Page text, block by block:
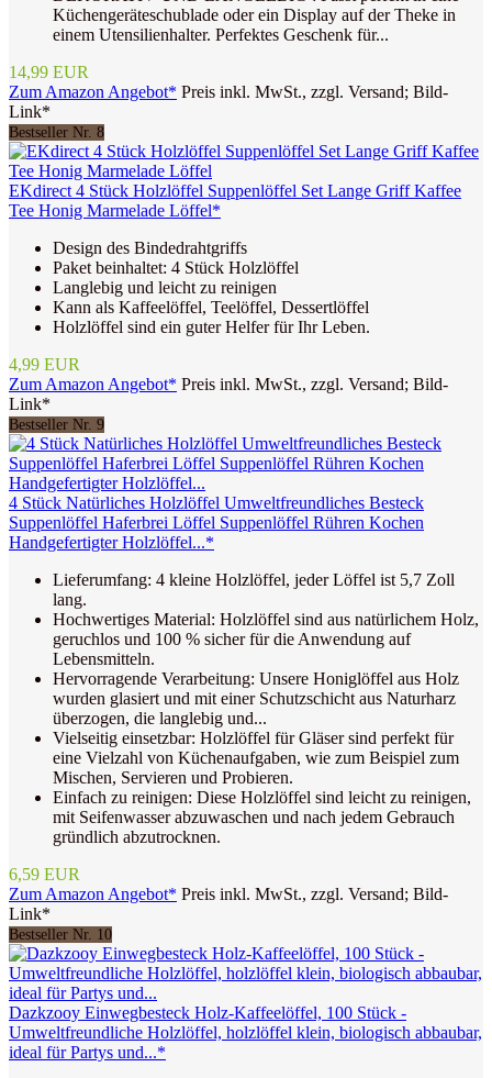
Küchengeräteschublade oder ein Display auf der Theke in
einem Utensilienhalter. Perfektes Geschenk für...
14,99 EUR
Zum Amazon Angebot* Preis inkl. MwSt., zzgl. Versand; Bild-
Link*
Bestseller Nr. 8
EKdirect 4 Stück Holzlöffel Suppenlöffel Set Lange Griff Kaffee
Tee Honig Marmelade Löffel*
Design des Bindedrahtgriffs
Paket beinhaltet: 4 Stück Holzlöffel
Langlebig und leicht zu reinigen
Kann als Kaffeelöffel, Teelöffel, Dessertlöffel
Holzlöffel sind ein guter Helfer für Ihr Leben.
4,99 EUR
Zum Amazon Angebot* Preis inkl. MwSt., zzgl. Versand; Bild-
Link*
Bestseller Nr. 9
4 Stück Natürliches Holzlöffel Umweltfreundliches Besteck
Suppenlöffel Haferbrei Löffel Suppenlöffel Rühren Kochen
Handgefertigter Holzlöffel...*
Lieferumfang: 4 kleine Holzlöffel, jeder Löffel ist 5,7 Zoll
lang.
Hochwertiges Material: Holzlöffel sind aus natürlichem Holz,
geruchlos und 100 % sicher für die Anwendung auf
Lebensmitteln.
Hervorragende Verarbeitung: Unsere Honiglöffel aus Holz
wurden glasiert und mit einer Schutzschicht aus Naturharz
überzogen, die langlebig und...
Vielseitig einsetzbar: Holzlöffel für Gläser sind perfekt für
eine Vielzahl von Küchenaufgaben, wie zum Beispiel zum
Mischen, Servieren und Probieren.
Einfach zu reinigen: Diese Holzlöffel sind leicht zu reinigen,
mit Seifenwasser abzuwaschen und nach jedem Gebrauch
gründlich abzutrocknen.
6,59 EUR
Zum Amazon Angebot* Preis inkl. MwSt., zzgl. Versand; Bild-
Link*
Bestseller Nr. 10
Dazkzooy Einwegbesteck Holz-Kaffeelöffel, 100 Stück -
Umweltfreundliche Holzlöffel, holzlöffel klein, biologisch abbaubar,
ideal für Partys und...*